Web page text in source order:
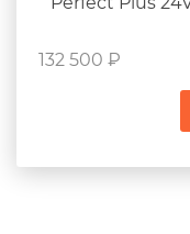
132 500 ₽